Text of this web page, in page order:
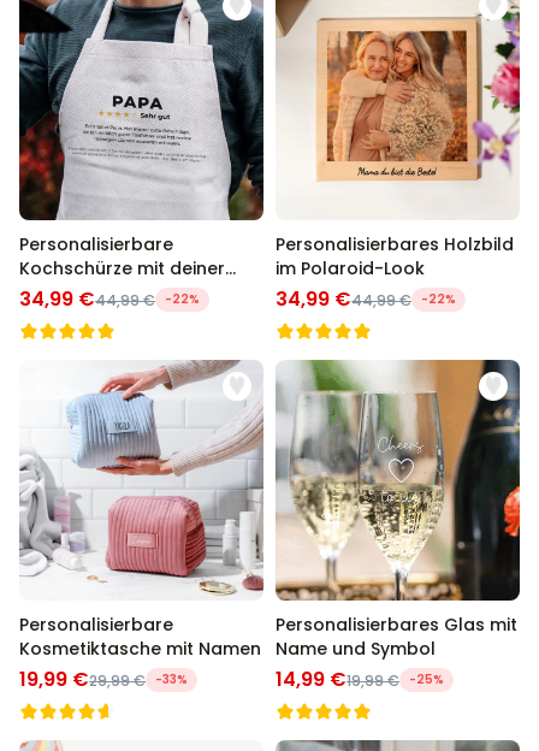
Personalisierbare
Kochschürze mit deiner
Bewertung
34,99 €44,99 € -22%
Personalisierbares Holzbild
im Polaroid-Look
34,99 €44,99 € -22%
Personalisierbare
Kosmetiktasche mit Namen
19,99 €29,99 € -33%
Personalisierbares Glas mit
Name und Symbol
14,99 €19,99 € -25%